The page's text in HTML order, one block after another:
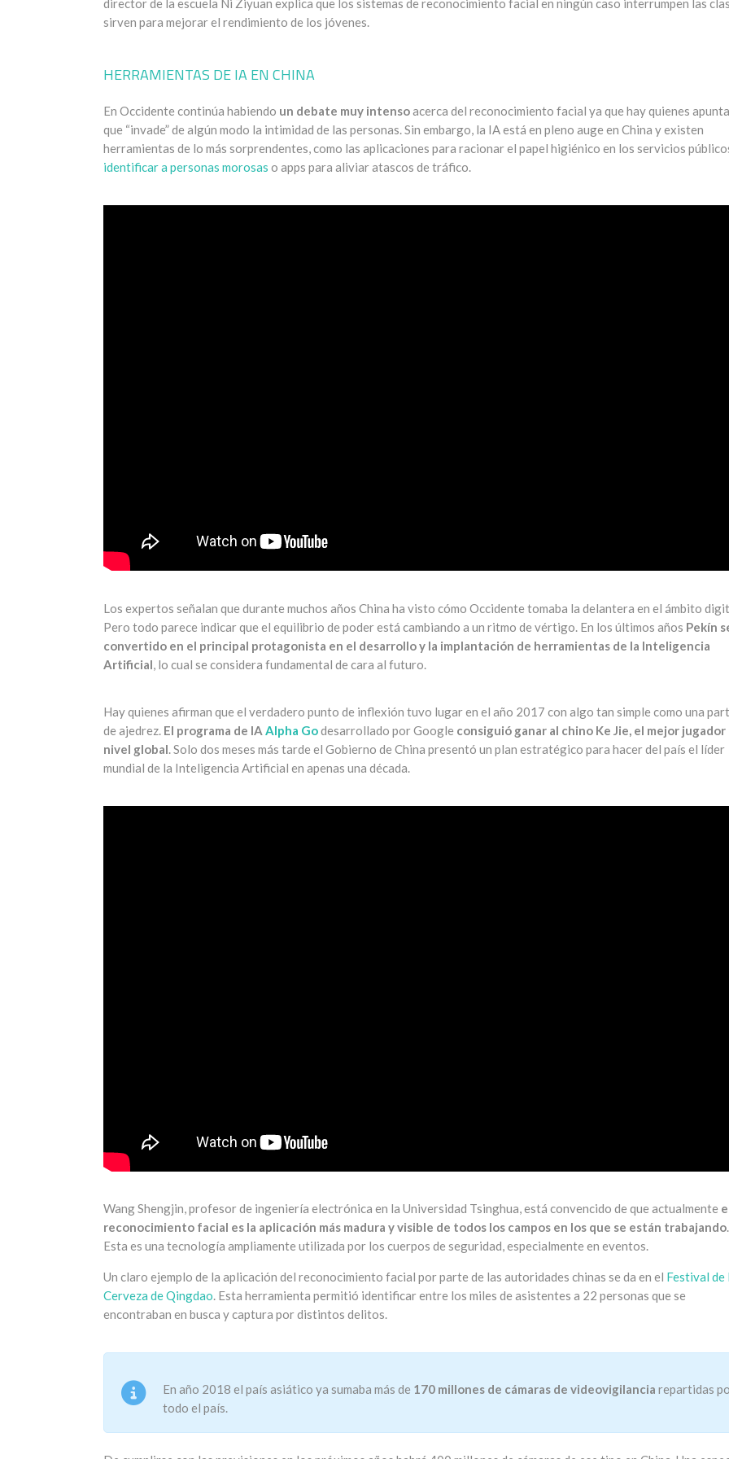
director de la escuela Ni Ziyuan explica que los sistemas de reconocimiento facial en ningún caso interrumpen las
sirven para mejorar el rendimiento de los jóvenes.
HERRAMIENTAS DE IA EN CHINA
En Occidente continúa habiendo un debate muy intensoacerca del reconocimiento facial ya que hay quienes
que “invade” de algún modo la intimidad de las personas. Sin embargo, la IA está en pleno auge en China y existen
herramientas de lo más sorprendentes, como las aplicaciones para racionar el papel higiénico en los servicios
identificar a personas morosas o apps para aliviar atascos de tráfico.
Los expertos señalan que durante muchos años China ha visto cómo Occidente tomaba la delantera en el ámbito
Pero todo parece indicar que el equilibrio de poder está cambiando a un ritmo de vértigo. En los últimos años Pekín
convertido en el principal protagonista en el desarrollo y la implantación de herramientas de la Inteligencia
Artificial, lo cual se considera fundamental de cara al futuro.
Hay quienes afirman que el verdadero punto de inflexión tuvo lugar en el año 2017 con algo tan simple como una
de ajedrez. El programa de IA Alpha Godesarrollado por Google consiguió ganar al chino Ke Jie, el mejor jugador
nivel global. Solo dos meses más tarde el Gobierno de China presentó un plan estratégico para hacer del país el líder
mundial de la Inteligencia Artificial en apenas una década.
Wang Shengjin, profesor de ingeniería electrónica en la Universidad Tsinghua, está convencido de que actualmente
reconocimiento facial es la aplicación más madura y visible de todos los campos en los que se están trabajando.
Esta es una tecnología ampliamente utilizada por los cuerpos de seguridad, especialmente en eventos.
Un claro ejemplo de la aplicación del reconocimiento facial por parte de las autoridades chinas se da en el Festival de
Cerveza de Qingdao. Esta herramienta permitió identificar entre los miles de asistentes a 22 personas que se
encontraban en busca y captura por distintos delitos.
En año 2018 el país asiático ya sumaba más de 170 millones de cámaras de videovigilancia repartidas
todo el país.